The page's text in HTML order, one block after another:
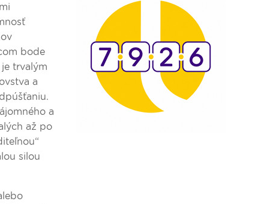
bode
trvalým
a
a
až po
silou